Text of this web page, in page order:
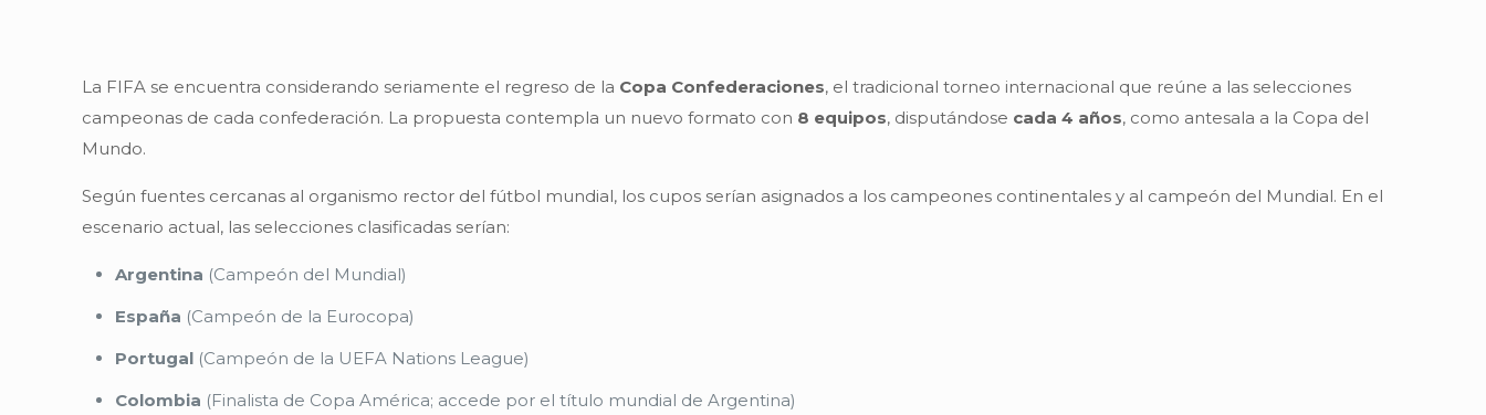
La FIFA se encuentra considerando seriamente el regreso de la Copa Confederaciones, el tradicional torneo internacional que reúne a las selecciones
campeonas de cada confederación. La propuesta contempla un nuevo formato con 8 equipos, disputándose cada 4 años, como antesala a la Copa del
Mundo.
Según fuentes cercanas al organismo rector del fútbol mundial, los cupos serían asignados a los campeones continentales y al campeón del Mundial. En el
escenario actual, las selecciones clasificadas serían:
Argentina (Campeón del Mundial)
España (Campeón de la Eurocopa)
Portugal (Campeón de la UEFA Nations League)
Colombia (Finalista de Copa América; accede por el título mundial de Argentina)